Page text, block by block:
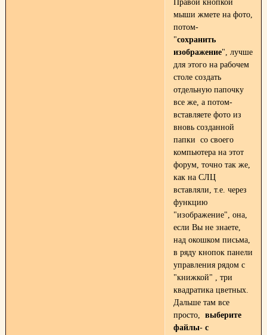
Правой кнопкой
мыши жмете на фото,
потом-
"сохранить
изображение", лучше
для этого на рабочем
столе создать
отдельную папочку
все же, а потом-
вставляете фото из
вновь созданной
папки со своего
компьютера на этот
форум, точно так же,
как на СЛЦ
вставляли, т.е. через
функцию
"изображение", она,
если Вы не знаете,
над окошком письма,
в ряду кнопок панели
управления рядом с
"книжкой" , три
квадратика цветных.
Дальше там все
просто, выберите
файлы- с